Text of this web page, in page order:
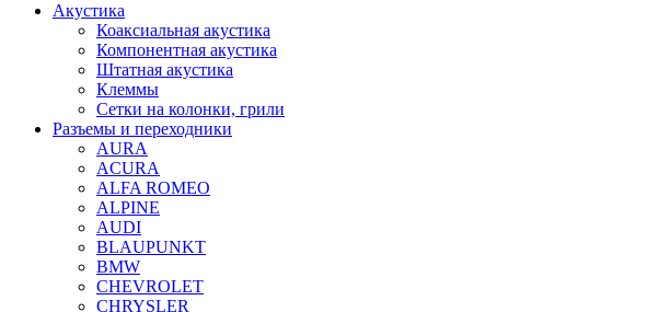
Акустика
Коаксиальная акустика
Компонентная акустика
Штатная акустика
Клеммы
Сетки на колонки, грили
Разъемы и переходники
AURA
ACURA
ALFA ROMEO
ALPINE
AUDI
BLAUPUNKT
BMW
CHEVROLET
CHRYSLER